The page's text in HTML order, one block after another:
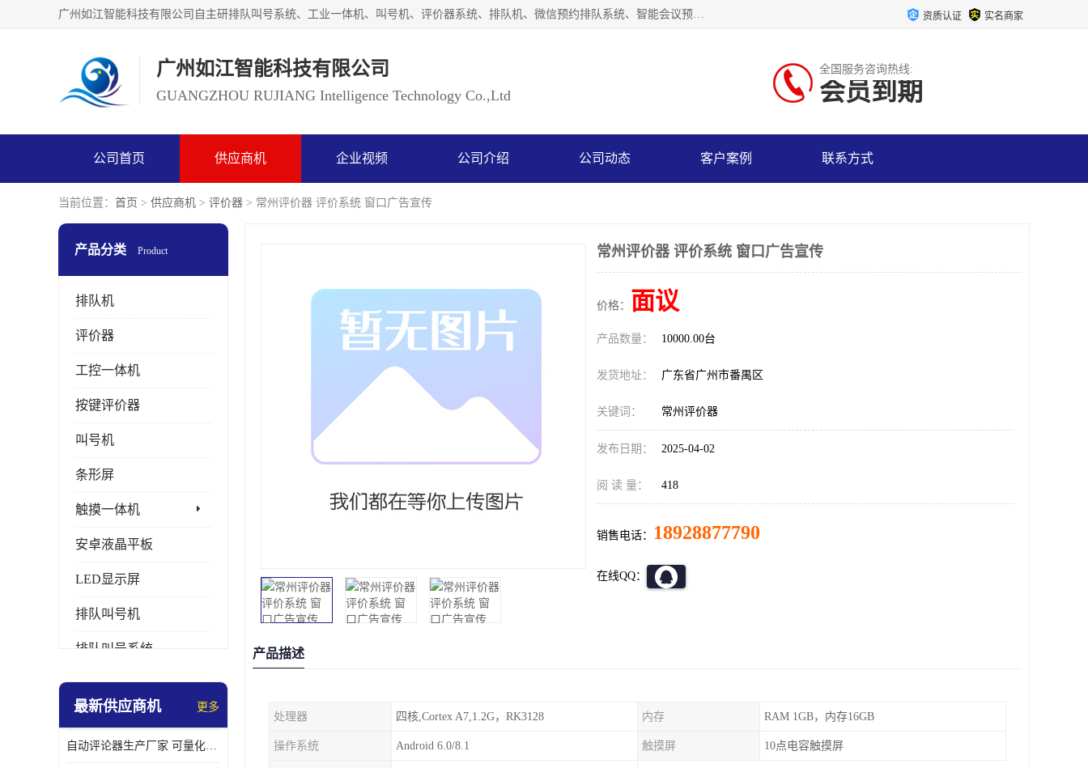
广州如江智能科技有限公司自主研排队叫号系统、工业一体机、叫号机、评价器系统、排队机、微信预约排队系统、智能会议预约系统、自助终端机、自助查询机、LED显示屏、触控一体机、平板会议一体机、教学一体机、室户外液晶广告机等生产以及解决方案，是一家高新技术企业，支持软硬件定制，全国上门安装售后服务。 资质认证 实名商家
广州如江智能科技有限公司
GUANGZHOU RUJIANG Intelligence Technology Co.,Ltd
全国服务咨询热线:
会员到期
公司首页 供应商机 企业视频 公司介绍 公司动态 客户案例 联系方式
当前位置： 首页 > 供应商机 > 评价器 > 常州评价器 评价系统 窗口广告宣传
产品分类 Product
排队机
评价器
工控一体机
按键评价器
叫号机
条形屏
触摸一体机
安卓液晶平板
LED显示屏
排队叫号机
排队叫号系统
拼接屏
壁挂广告机
最新供应商机 更多
自动评论器生产厂家 可量化评估 适用于多种应用场景
常州评价器 评价系统 窗口广告宣传
价格： 面议
产品数量： 10000.00台
发货地址： 广东省广州市番禺区
关键词： 常州评价器
发布日期： 2025-04-02
阅 读 量： 418
销售电话： 18928877790
在线QQ：
产品描述
处理器 四核,Cortex A7,1.2G，RK3128 内存 RAM 1GB，内存16GB
操作系统 Android 6.0/8.1 触摸屏 10点电容触摸屏